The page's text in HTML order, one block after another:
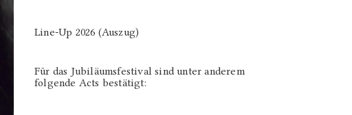
Line-Up 2026 (Auszug)
Für das Jubiläumsfestival sind unter anderem
folgende Acts bestätigt: